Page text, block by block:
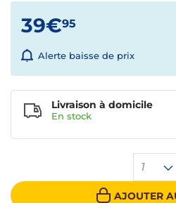
39€95
Alerte baisse de prix
1
AJOUTER
Livraison à domicile
En stock